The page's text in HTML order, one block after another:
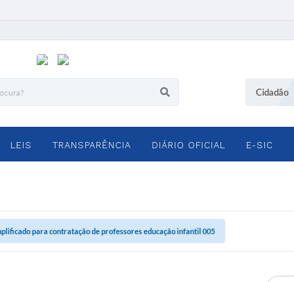
Cidadão
LEIS TRANSPARÊNCIA DIÁRIO OFICIAL E-SIC
para contratação de professores educação infantil 005